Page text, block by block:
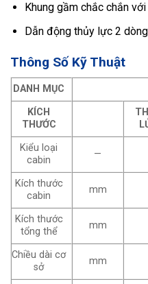
Khung gầm chắc chắn
Dẫn động thủy lực 2
Thông Số Kỹ Thuật
DANH MỤC
KÍCH
THƯỚC
Kiểu loại
cabin
—
Kích thước
cabin
mm
Kích thước
tổng thể
mm
Chiều dài cơ
sở
mm